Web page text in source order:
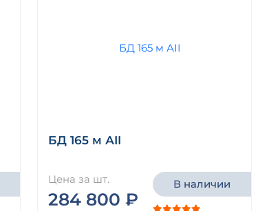
БД 165 м АII
Цена за шт.
284 800 ₽
В наличии